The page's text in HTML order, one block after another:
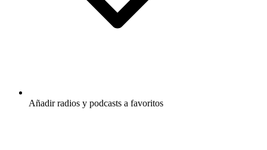
Añadir radios y podcasts a favoritos